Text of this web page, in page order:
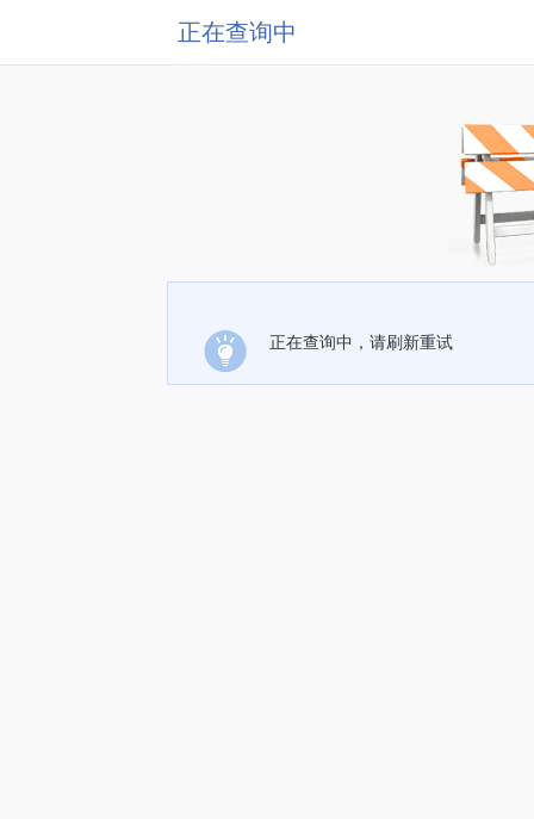
正在查询中
正在查询中，请刷新重试